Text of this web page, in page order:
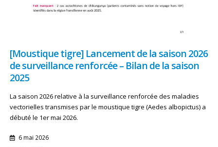
[Moustique tigre] Lancement de la saison 2026
de surveillance renforcée – Bilan de la saison
2025
La saison 2026 relative à la surveillance renforcée des maladies
vectorielles transmises par le moustique tigre (Aedes albopictus) a
débuté le 1er mai 2026.
6 mai 2026